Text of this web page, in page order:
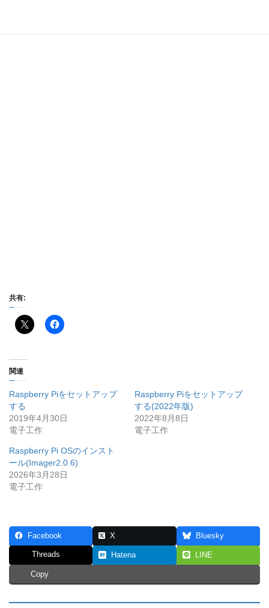
共有:
関連
Raspberry Piをセットアップ
する
2019年4月30日
電子工作
Raspberry Piをセットアップ
する(2022年版)
2022年8月8日
電子工作
Raspberry Pi OSのインスト
ール(Imager2.0.6)
2026年3月28日
電子工作
Facebook X Bluesky
Threads Hatena LINE
Copy